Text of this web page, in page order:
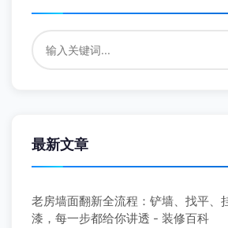
最新文章
老房墙面翻新全流程：铲墙、找平、
漆，每一步都给你讲透 - 装修百科